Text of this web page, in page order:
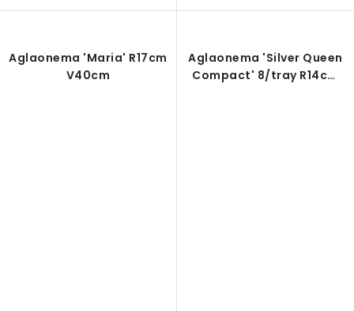
Aglaonema 'Maria' R17cm
V40cm
Aglaonema 'Silver Queen
Compact' 8/tray R14cm